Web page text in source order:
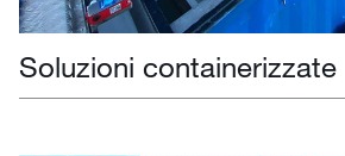
Soluzioni containerizzate